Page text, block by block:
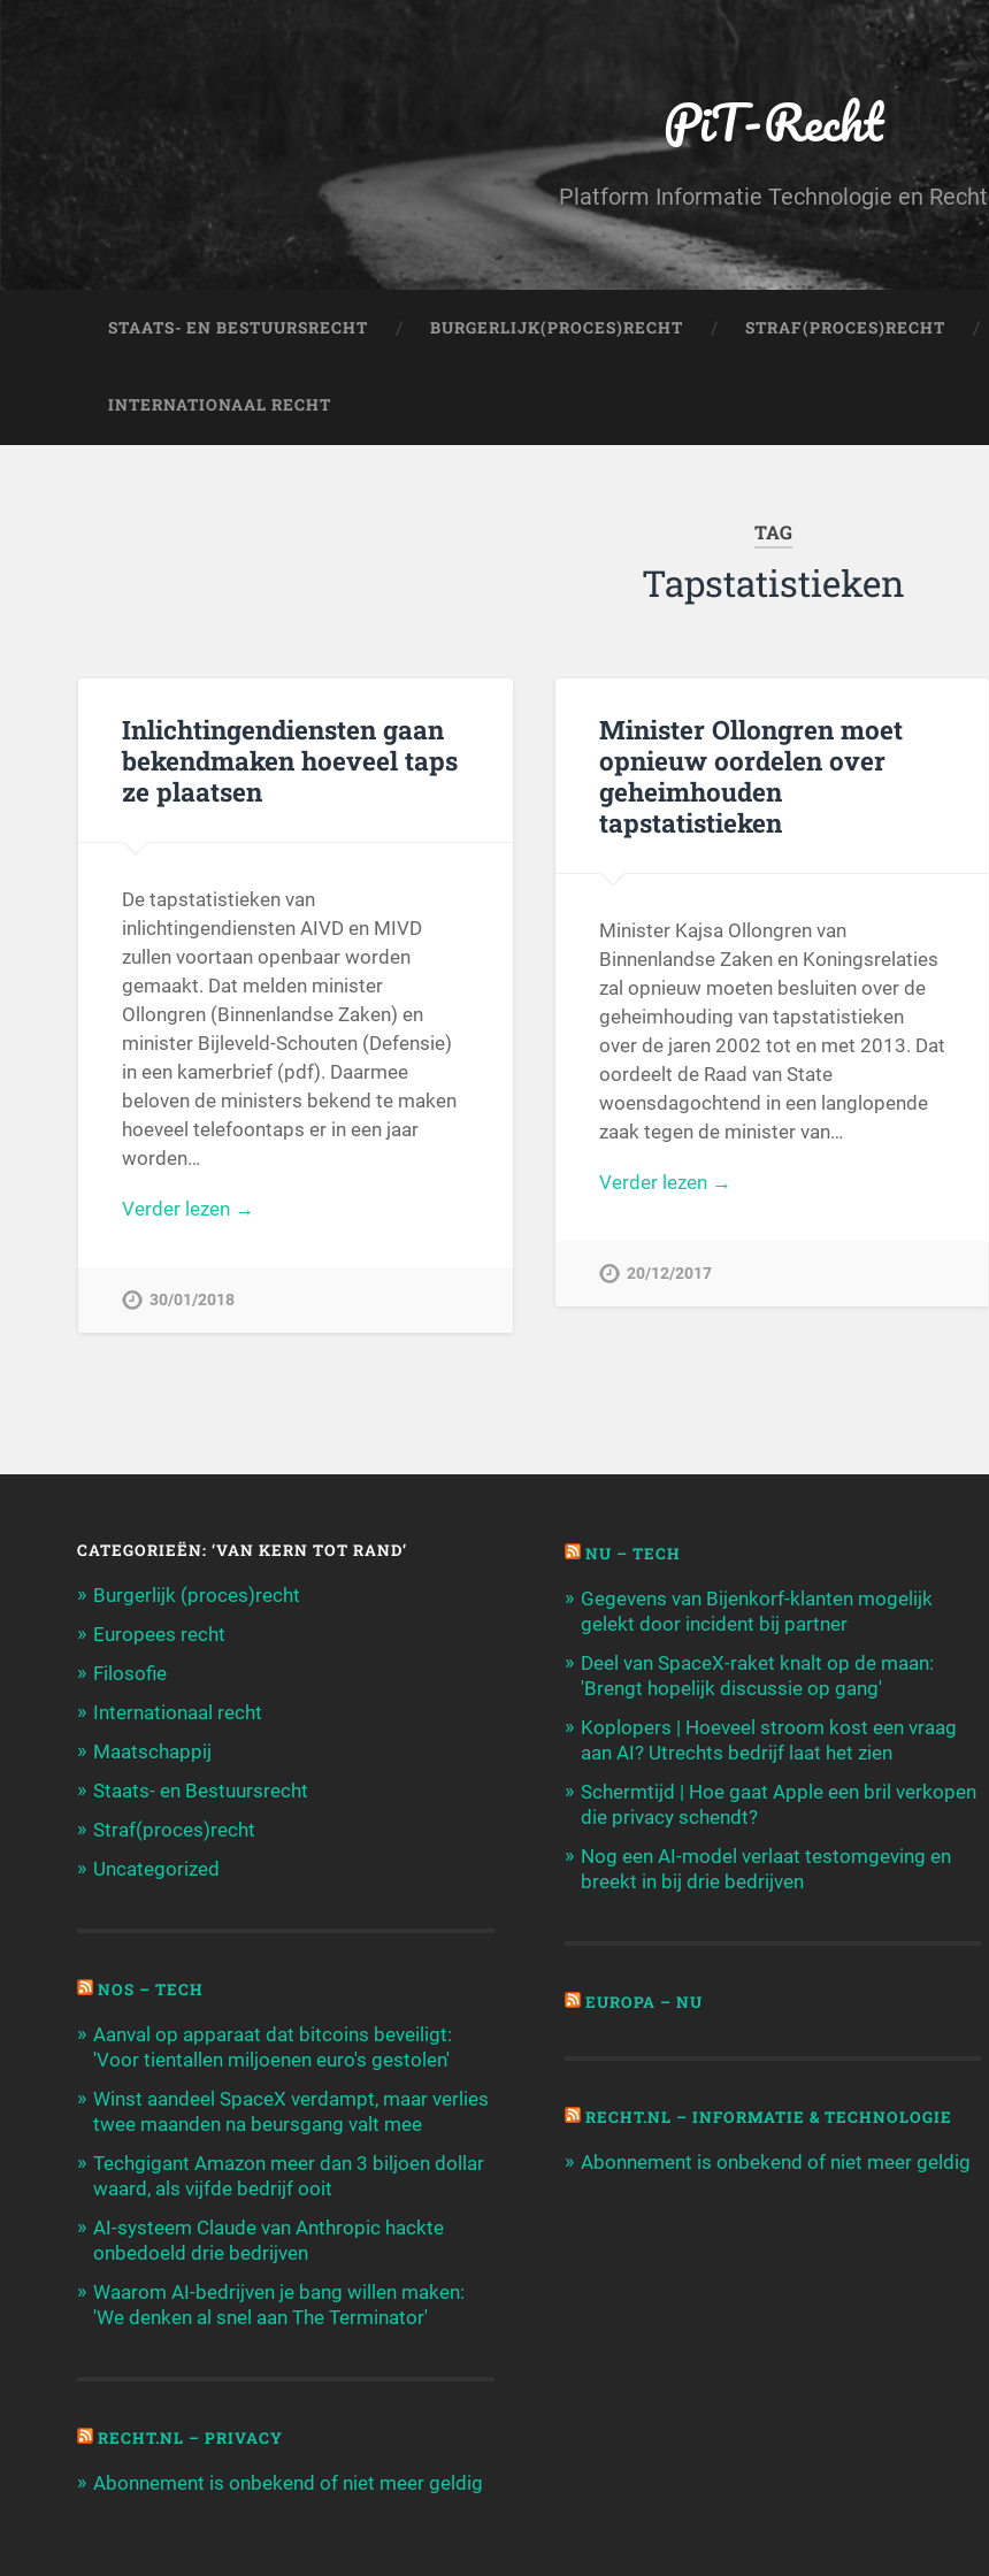
PiT-Recht
Platform Informatie Technologie en Recht
STAATS- EN BESTUURSRECHT BURGERLIJK(PROCES)RECHT STRAF(PROCES)RECHT
INTERNATIONAAL RECHT
TAG
Tapstatistieken
Inlichtingendiensten gaan
bekendmaken hoeveel taps
ze plaatsen
De tapstatistieken van
inlichtingendiensten AIVD en MIVD
zullen voortaan openbaar worden
gemaakt. Dat melden minister
Ollongren (Binnenlandse Zaken) en
minister Bijleveld-Schouten (Defensie)
in een kamerbrief (pdf). Daarmee
beloven de ministers bekend te maken
hoeveel telefoontaps er in een jaar
worden…
Verder lezen →
30/01/2018
Minister Ollongren moet
opnieuw oordelen over
geheimhouden
tapstatistieken
Minister Kajsa Ollongren van
Binnenlandse Zaken en Koningsrelaties
zal opnieuw moeten besluiten over de
geheimhouding van tapstatistieken
over de jaren 2002 tot en met 2013. Dat
oordeelt de Raad van State
woensdagochtend in een langlopende
zaak tegen de minister van…
Verder lezen →
20/12/2017
CATEGORIEËN: ‘VAN KERN TOT RAND’
Burgerlijk (proces)recht
Europees recht
Filosofie
Internationaal recht
Maatschappij
Staats- en Bestuursrecht
Straf(proces)recht
Uncategorized
NOS – TECH
Aanval op apparaat dat bitcoins beveiligt:
'Voor tientallen miljoenen euro's gestolen'
Winst aandeel SpaceX verdampt, maar verlies
twee maanden na beursgang valt mee
Techgigant Amazon meer dan 3 biljoen dollar
waard, als vijfde bedrijf ooit
AI-systeem Claude van Anthropic hackte
onbedoeld drie bedrijven
Waarom AI-bedrijven je bang willen maken:
'We denken al snel aan The Terminator'
RECHT.NL – PRIVACY
Abonnement is onbekend of niet meer geldig
NU – TECH
Gegevens van Bijenkorf-klanten mogelijk
gelekt door incident bij partner
Deel van SpaceX-raket knalt op de maan:
'Brengt hopelijk discussie op gang'
Koplopers | Hoeveel stroom kost een vraag
aan AI? Utrechts bedrijf laat het zien
Schermtijd | Hoe gaat Apple een bril verkopen
die privacy schendt?
Nog een AI-model verlaat testomgeving en
breekt in bij drie bedrijven
EUROPA – NU
RECHT.NL – INFORMATIE & TECHNOLOGIE
Abonnement is onbekend of niet meer geldig